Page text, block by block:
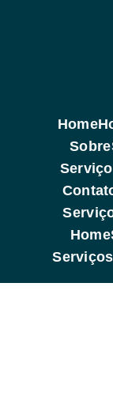
Home
Sobre
Home
Serviços